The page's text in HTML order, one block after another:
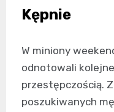
Kępnie
W miniony
odnotowali
przestępczością.
poszukiwanych